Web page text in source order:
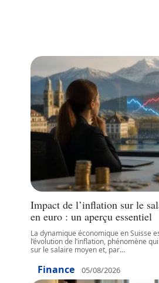
Impact de l’inflation sur le
en euro : un aperçu essentiel
La dynamique économique en Suisse
l’évolution de l’inflation, phénomène
sur le salaire moyen et, par…
Finance 05/08/2026